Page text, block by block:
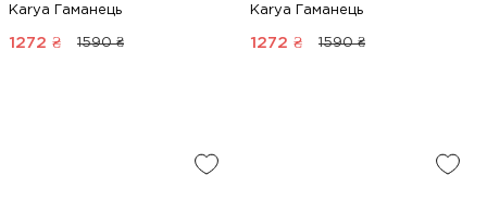
Karya Гаманець
1272 ₴ 1590 ₴
Karya Гаманець
1272 ₴ 1590 ₴